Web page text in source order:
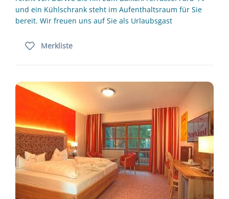
und ein Kühlschrank steht im Aufenthaltsraum für Sie
bereit. Wir freuen uns auf Sie als Urlaubsgast
Merkliste